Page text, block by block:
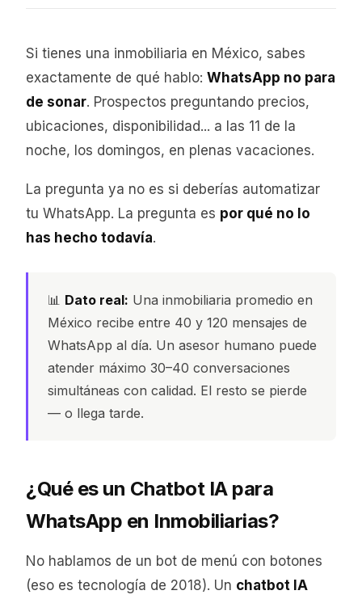
Si tienes una inmobiliaria en México, sabes
exactamente de qué hablo: WhatsApp no para
de sonar. Prospectos preguntando precios,
ubicaciones, disponibilidad... a las 11 de la
noche, los domingos, en plenas vacaciones.
La pregunta ya no es si deberías automatizar
tu WhatsApp. La pregunta es por qué no lo
has hecho todavía.
📊 Dato real: Una inmobiliaria promedio en
México recibe entre 40 y 120 mensajes de
WhatsApp al día. Un asesor humano puede
atender máximo 30–40 conversaciones
simultáneas con calidad. El resto se pierde
— o llega tarde.
¿Qué es un Chatbot IA para
WhatsApp en Inmobiliarias?
No hablamos de un bot de menú con botones
(eso es tecnología de 2018). Un chatbot IA